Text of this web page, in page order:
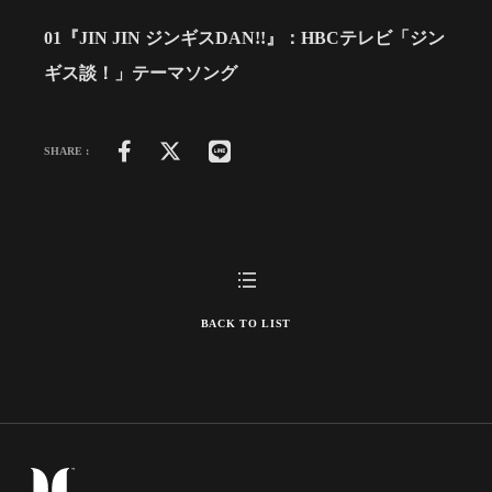
01『JIN JIN ジンギスDAN!!』：HBCテレビ「ジン
ギス談！」テーマソング
SHARE :
BACK TO LIST